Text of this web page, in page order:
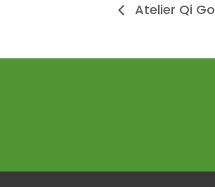
Atelier Qi